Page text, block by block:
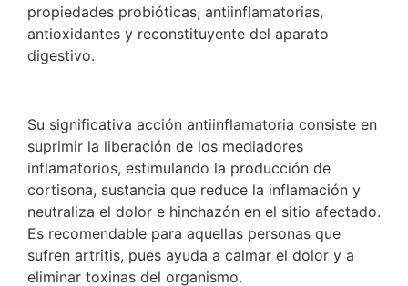
propiedades probióticas, antiinflamatorias,
antioxidantes y reconstituyente del aparato
digestivo.
Su significativa acción antiinflamatoria consiste en
suprimir la liberación de los mediadores
inflamatorios, estimulando la producción de
cortisona, sustancia que reduce la inflamación y
neutraliza el dolor e hinchazón en el sitio afectado.
Es recomendable para aquellas personas que
sufren artritis, pues ayuda a calmar el dolor y a
eliminar toxinas del organismo.